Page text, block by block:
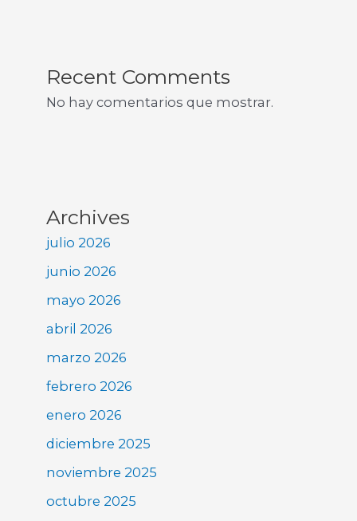
Recent Comments
No hay comentarios que mostrar.
Archives
julio 2026
junio 2026
mayo 2026
abril 2026
marzo 2026
febrero 2026
enero 2026
diciembre 2025
noviembre 2025
octubre 2025